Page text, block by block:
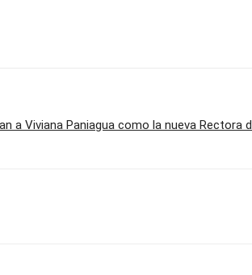
a Viviana Paniagua como la nueva Rectora